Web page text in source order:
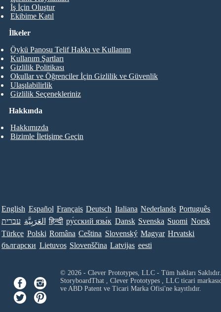
İş İçin Oluştur
Ekibime Katıl
Hakkında
Hakkımızda
Bizimle İletişime Geçin
İlkeler
Öykü Panosu Telif Hakkı ve Kullanım
Kullanım Şartları
Gizlilik Politikası
Okullar ve Öğrenciler İçin Gizlilik ve Güvenlik
Ulaşılabilirlik
Gizlilik Seçenekleriniz
English Español Français Deutsch Italiana Nederlands Português
עברית العَرَبِيَّة हिन्दी ру́сский язы́к Dansk Svenska Suomi Norsk
Türkçe Polski Româna Ceština Slovenský Magyar Hrvatski
български Lietuvos Slovenščina Latvijas eesti
© 2026 - Clever Prototypes, LLC - Tüm hakları Saklıdır.
StoryboardThat , Clever Prototypes , LLCticari
ve ABD Patent ve Ticari Marka Ofisi'ne kayıtlıdır.